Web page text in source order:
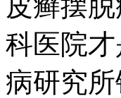
科医院
病研究